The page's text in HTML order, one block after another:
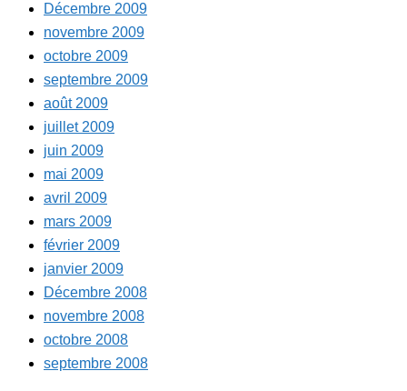
Décembre 2009
novembre 2009
octobre 2009
septembre 2009
août 2009
juillet 2009
juin 2009
mai 2009
avril 2009
mars 2009
février 2009
janvier 2009
Décembre 2008
novembre 2008
octobre 2008
septembre 2008